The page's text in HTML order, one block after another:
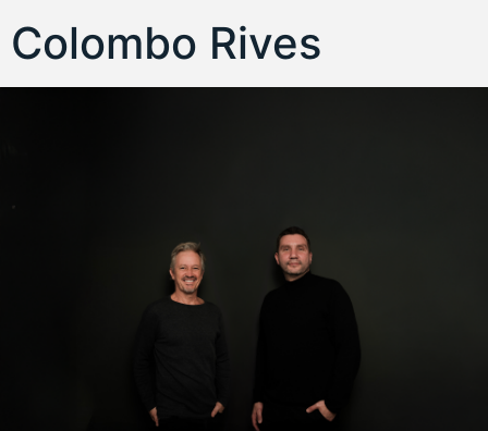
Colombo Rives